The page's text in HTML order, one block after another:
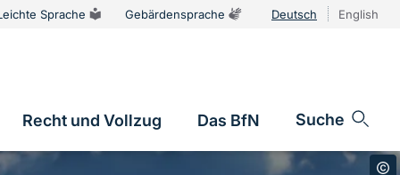
Sprache Gebärdensprache Deutsch English
Recht und Vollzug Das BfN Suche